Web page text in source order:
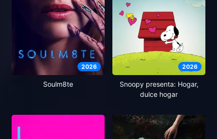
2026
Soulm8te
2026
Snoopy presenta: Hogar,
dulce hogar